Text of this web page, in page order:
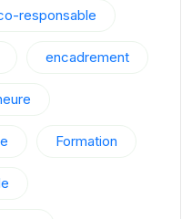
responsable
encadrement
Formation